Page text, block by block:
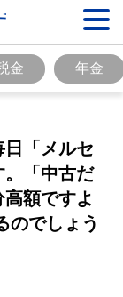
金 年金
日「メルセ
。「中古だ
額ですよ
のでしょう